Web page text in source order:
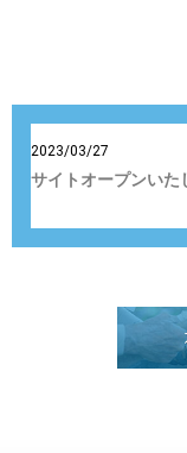
2023/03/27
サイトオープンいた